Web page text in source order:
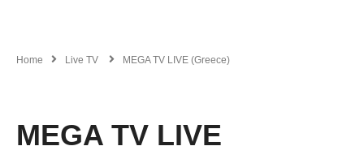
Home Live TV MEGA TV LIVE (Greece)
MEGA TV LIVE